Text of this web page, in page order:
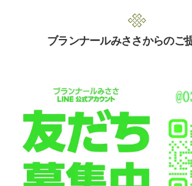
ブランナールみささからのご